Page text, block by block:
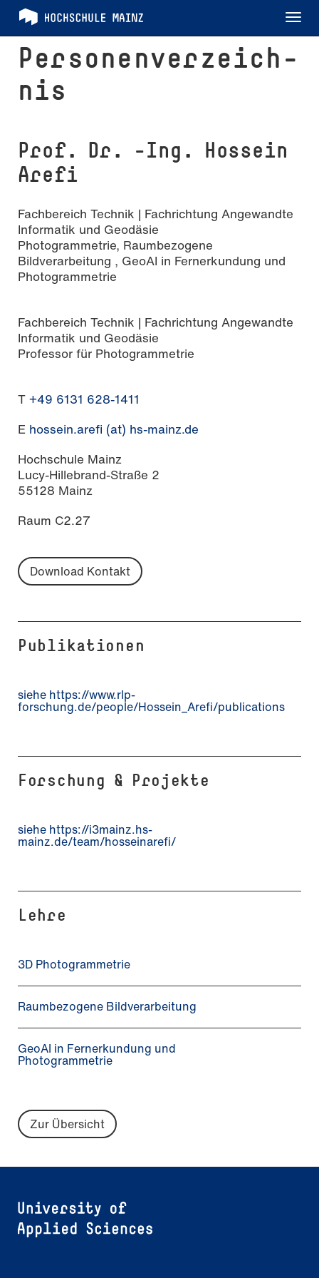
Per­so­nen­ver­zeich­
nis
Prof. Dr. -Ing. Hossein
Arefi
Fachbereich Technik | Fachrichtung Angewandte
Informatik und Geodäsie
Photogrammetrie, Raumbezogene
Bildverarbeitung , GeoAI in Fernerkundung und
Photogrammetrie
Fachbereich Technik | Fachrichtung Angewandte
Informatik und Geodäsie
Professor für Photogrammetrie
T +49 6131 628-1411
E hossein.arefi (at) hs-mainz.de
Hochschule Mainz
Lucy-Hillebrand-Straße 2
55128 Mainz
Raum C2.27
Download Kontakt
Publikationen
siehe https://www.rlp-
forschung.de/people/Hossein_Arefi/publications
Forschung & Projekte
siehe https://i3mainz.hs-
mainz.de/team/hosseinarefi/
Lehre
3D Photogrammetrie
Raumbezogene Bildverarbeitung
GeoAI in Fernerkundung und
Photogrammetrie
Zur Übersicht